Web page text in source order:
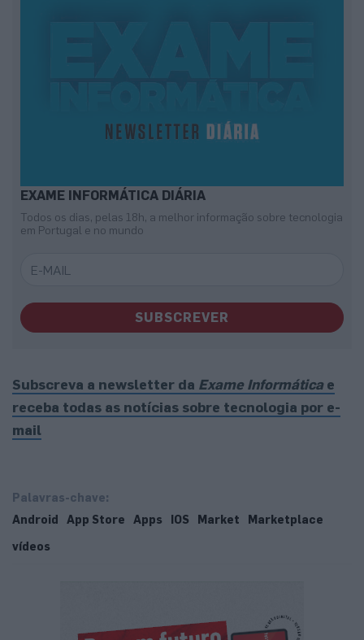
EXAME INFORMÁTICA DIÁRIA
Todos os dias, pelas 18h, a melhor informação sobre tecnologia
em Portugal e no mundo
SUBSCREVER
Subscreva a newsletter da Exame Informáticae
receba todas as notícias sobre tecnologia por e-
mail
Palavras-chave:
Android
App Store Apps IOS Market
Marketplace
vídeos